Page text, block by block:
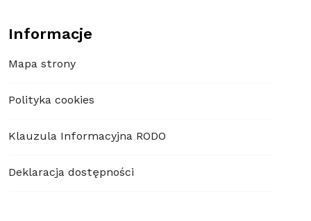
Informacje
Mapa strony
Polityka cookies
Klauzula Informacyjna RODO
Deklaracja dostępności